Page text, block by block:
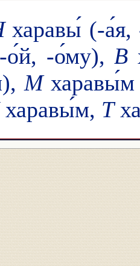
харавы́ (-
о́й, -о́му), В
М
харавы́м, Т